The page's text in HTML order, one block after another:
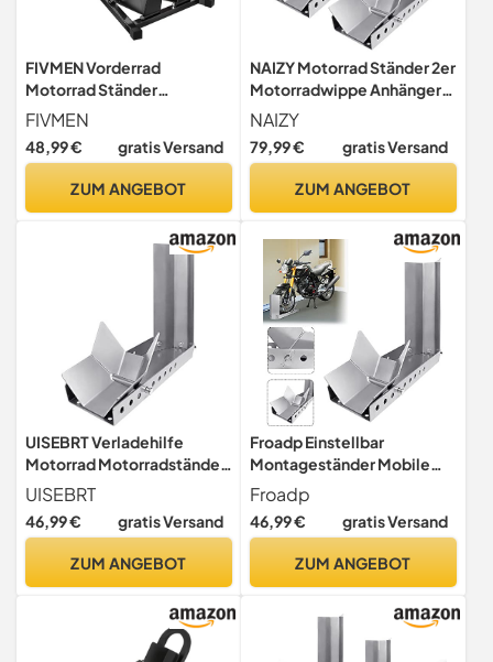
FIVMEN Vorderrad
Motorrad Ständer
Motorradwippe Universal
Motorradständer
Montageständer Motorrad
Transportständer
Vorderreifen von 17-21"
FIVMEN
48,99 € gratis Versand
ZUM ANGEBOT
NAIZY Motorrad Ständer 2er
Motorradwippe Anhänger
Verladehilfe einstellbar
Motorradständer
Vorderradklemme mit 3
Transportständer
NAIZY
79,99 € gratis Versand
ZUM ANGEBOT
UISEBRT Verladehilfe
Motorrad Motorradständer
Motorradwippe
Vorderradklemme, 60 x
16cm
UISEBRT
46,99 € gratis Versand
ZUM ANGEBOT
Froadp Einstellbar
Montageständer Mobile
Motorrad Ständer aus Stahl
Transportständer mit
Ankerbolzenlöchern
Motorradwippe für Wartung
Froadp
46,99 € gratis Versand
ZUM ANGEBOT